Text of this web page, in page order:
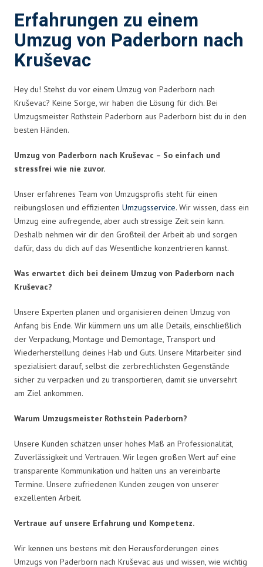
Erfahrungen zu einem
Umzug von Paderborn nach
Kruševac
Hey du! Stehst du vor einem Umzug von Paderborn nach
Kruševac? Keine Sorge, wir haben die Lösung für dich. Bei
Umzugsmeister Rothstein Paderborn aus Paderborn bist du in den
besten Händen.
Umzug von Paderborn nach Kruševac – So einfach und
stressfrei wie nie zuvor.
Unser erfahrenes Team von Umzugsprofis steht für einen
reibungslosen und effizienten Umzugsservice. Wir wissen, dass ein
Umzug eine aufregende, aber auch stressige Zeit sein kann.
Deshalb nehmen wir dir den Großteil der Arbeit ab und sorgen
dafür, dass du dich auf das Wesentliche konzentrieren kannst.
Was erwartet dich bei deinem Umzug von Paderborn nach
Kruševac?
Unsere Experten planen und organisieren deinen Umzug von
Anfang bis Ende. Wir kümmern uns um alle Details, einschließlich
der Verpackung, Montage und Demontage, Transport und
Wiederherstellung deines Hab und Guts. Unsere Mitarbeiter sind
spezialisiert darauf, selbst die zerbrechlichsten Gegenstände
sicher zu verpacken und zu transportieren, damit sie unversehrt
am Ziel ankommen.
Warum Umzugsmeister Rothstein Paderborn?
Unsere Kunden schätzen unser hohes Maß an Professionalität,
Zuverlässigkeit und Vertrauen. Wir legen großen Wert auf eine
transparente Kommunikation und halten uns an vereinbarte
Termine. Unsere zufriedenen Kunden zeugen von unserer
exzellenten Arbeit.
Vertraue auf unsere Erfahrung und Kompetenz.
Wir kennen uns bestens mit den Herausforderungen eines
Umzugs von Paderborn nach Kruševac aus und wissen, wie wichtig